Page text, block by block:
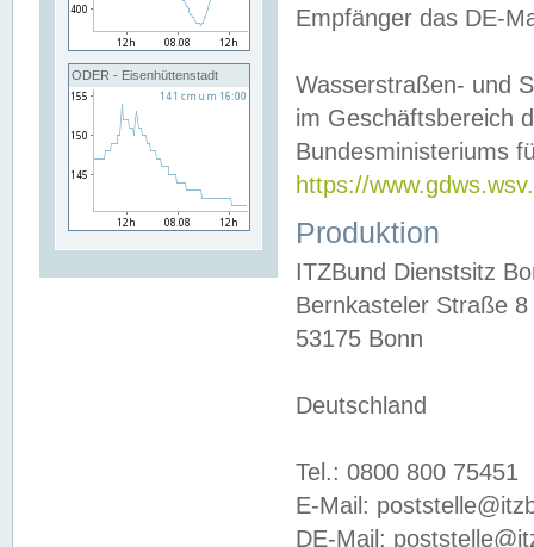
ODER - Eisenhüttenstadt
Empfänger das DE-
Wasserstraßen- und
im Geschäftsbereich
Bundesministeriums
https://
Produktion
ITZBund Dienstsitz
Bernkasteler Straße 8
53175 Bonn
Deutschland
Tel.: 0800 800 75451
E-Mail:
DE-Mail: